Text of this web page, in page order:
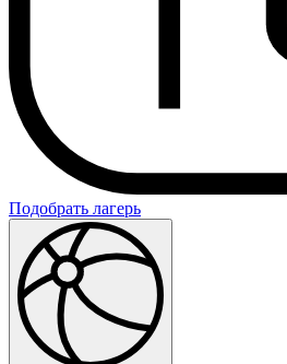
Подобрать лагерь